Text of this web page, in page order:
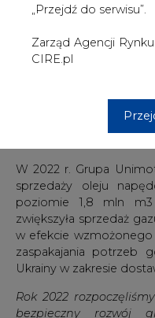
„Przejdź do serwisu”.
Zarząd Agencji
CIRE.pl
gazowych,
ukształtowała się na
mln zł w 2021 r., co
mln zł i był wyższy o
W 2022 r. Grupa
sprzedaży oleju
poziomie 1,8 mln
zwiększyła sprzedaż
w efekcie
zaspakajania potrzeb
Ukrainy w zakresie
Rok 2022
bezpieczny rozwój